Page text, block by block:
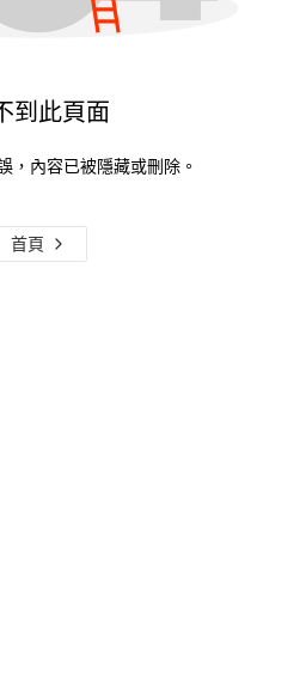
到此頁面
，內容已被隱藏或刪除。
首頁